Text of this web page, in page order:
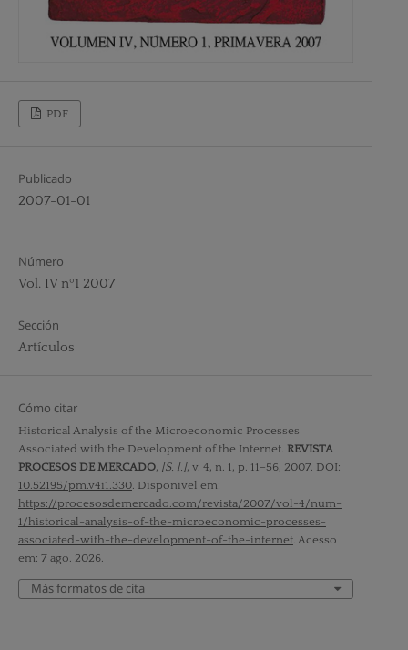
PDF
Publicado
2007-01-01
Número
Vol. IV nº1 2007
Sección
Artículos
Cómo citar
Historical Analysis of the Microeconomic Processes
Associated with the Development of the Internet. REVISTA
PROCESOS DE MERCADO, [S. l.], v. 4, n. 1, p. 11–56, 2007. DOI:
10.52195/pm.v4i1.330. Disponível em:
https://procesosdemercado.com/revista/2007/vol-4/num-
1/historical-analysis-of-the-microeconomic-processes-
associated-with-the-development-of-the-internet. Acesso
em: 7 ago. 2026.
Más formatos de cita